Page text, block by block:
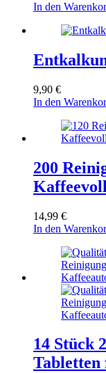
In den
9,90 €
In den
200
14,99 €
In den
14 Stück